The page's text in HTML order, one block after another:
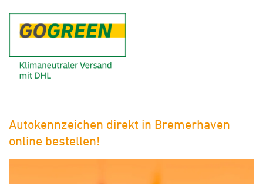
Autokennzeichen direkt in Bremerhaven
online bestellen!